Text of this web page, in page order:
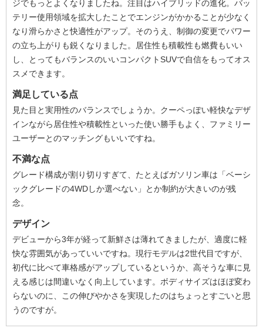
ジでもっとよくなりましたね。注目はハイブリッドの進化。バッ
テリー使用領域を拡大したことでエンジンがかかることが少なく
なり滑らかさと快適性がアップ。そのうえ、制御の変更でパワー
の立ち上がりも鋭くなりました。居住性も積載性も燃費もいい
し、とってもバランスのいいコンパクトSUVで自信をもってオス
スメできます。
満足している点
見た目と実用性のバランスでしょうか。クーペっぽい軽快なデザ
インながら居住性や積載性といった使い勝手もよく、ファミリー
ユーザーとのマッチングもいいですね。
不満な点
グレード構成が割り切りすぎて、たとえばガソリン車は「ベーシ
ックグレードの4WDしか選べない」とか制約が大きいのが残
念。
デザイン
デビューから3年が経って新鮮さは薄れてきましたが、適度に軽
快な雰囲気があっていいですね。現行モデルは2世代目ですが、
初代に比べて車格感がアップしているというか、高そうな車に見
える感じは間違いなく向上しています。ボディサイズはほぼ変わ
らないのに、この伸びやかさを実現したのはちょっとすごいと思
うのですが。